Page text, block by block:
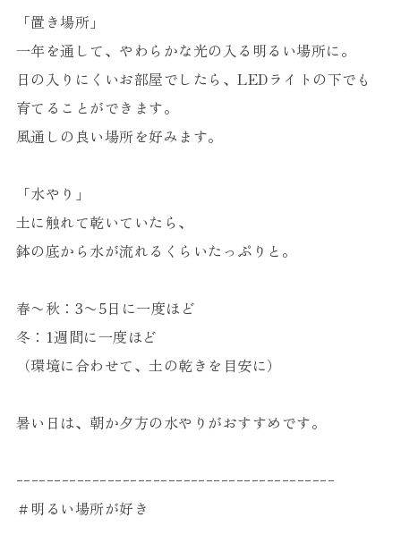
「置き場所」
一年を通して、やわらかな光の入る明るい場所に。
日の入りにくいお部屋でしたら、LEDライトの下でも
育てることができます。
風通しの良い場所を好みます。
「水やり」
土に触れて乾いていたら、
鉢の底から水が流れるくらいたっぷりと。
春〜秋：3〜5日に一度ほど
冬：1週間に一度ほど
（環境に合わせて、土の乾きを目安に）
暑い日は、朝か夕方の水やりがおすすめです。
ｰｰｰｰｰｰｰｰｰｰｰｰｰｰｰｰｰｰｰｰｰｰｰｰｰｰｰｰｰｰｰｰｰｰｰｰｰｰｰｰｰｰ
＃明るい場所が好き